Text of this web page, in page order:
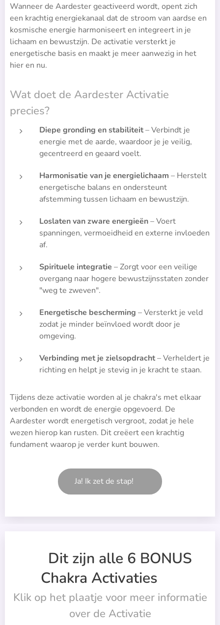
Wanneer de Aardester geactiveerd wordt, opent zich
een krachtig energiekanaal dat de stroom van aardse en
kosmische energie harmoniseert en integreert in je
lichaam en bewustzijn. De activatie versterkt je
energetische basis en maakt je meer aanwezig in het
hier en nu.
Wat doet de Aardester Activatie
precies?
Diepe gronding en stabiliteit– Verbindt je
energie met de aarde, waardoor je je veilig,
gecentreerd en geaard voelt.
Harmonisatie van je energielichaam – Herstelt
energetische balans en ondersteunt
afstemming tussen lichaam en bewustzijn.
Loslaten van zware energieën– Voert
spanningen, vermoeidheid en externe invloeden
af.
Spirituele integratie – Zorgt voor een veilige
overgang naar hogere bewustzijnsstaten zonder
"weg te zweven".
Energetische bescherming – Versterkt je veld
zodat je minder beïnvloed wordt door je
omgeving.
Verbinding met je zielsopdracht– Verheldert je
richting en helpt je stevig in je kracht te staan.
Tijdens deze activatie worden al je chakra's met elkaar
verbonden en wordt de energie opgevoerd. De
Aardester wordt energetisch vergroot, zodat je hele
wezen hierop kan rusten. Dit creëert een krachtig
fundament waarop je verder kunt bouwen.
Ja! Ik zet de stap! 👉
Dit zijn alle 6 BONUS
Chakra Activaties
Klik op het plaatje voor meer informatie
over de Activatie